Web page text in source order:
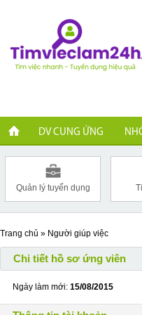
DV CUNG ỨNG
Quản lý tuyển dụng
Trang chủ » Người giúp việc
Chi tiết hồ sơ ứng viên
Ngày làm mới: 15/08/2015